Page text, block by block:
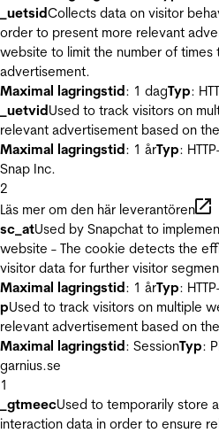
_uetsidCollects data on visitor
order to present more relevant
website to limit the number of times
advertisement.
Maximal lagringstid: 1 dagTyp:
_uetvidUsed to track visitors on
relevant advertisement based on
Maximal lagringstid: 1 årTyp:
Snap Inc.
2
Läs mer om den här leverantören
sc_atUsed by Snapchat to
website - The cookie detects the
visitor data for further visitor
Maximal lagringstid: 1 årTyp:
pUsed to track visitors on multiple
relevant advertisement based on
Maximal lagringstid: SessionTyp:
garnius.se
1
_gtmeecUsed to temporarily store
interaction data in order to ensure